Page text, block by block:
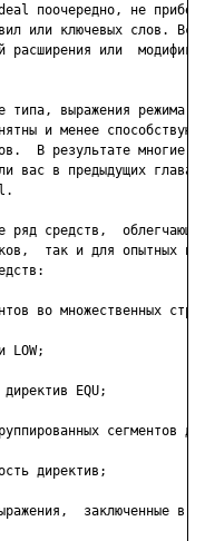
поочередно, не
или ключевых слов. Все
расширения или
типа, выражения режима
и менее способствуют
В результате многие
вас в предыдущих
ряд средств,
так и для опытных
во множественных
LOW;
EQU;
сегментов
директив;
заключенные в